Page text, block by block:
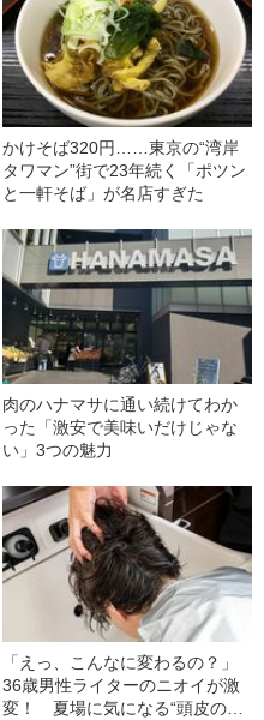
かけそば320円……東京の“湾岸
タワマン”街で23年続く「ポツン
と一軒そば」が名店すぎた
肉のハナマサに通い続けてわか
った「激安で美味いだけじゃな
い」3つの魅力
「えっ、こんなに変わるの？」
36歳男性ライターのニオイが激
変！ 夏場に気になる“頭皮のニ